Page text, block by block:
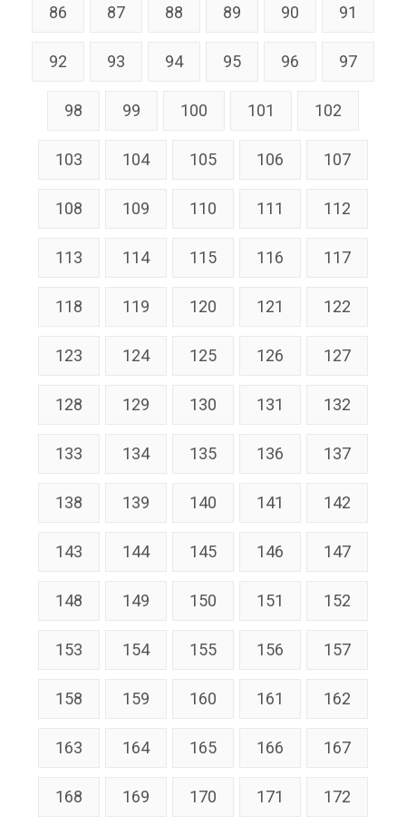
86 87 88 89 90 91
92 93 94 95 96 97
98 99 100 101 102
103 104 105 106 107
108 109 110 111 112
113 114 115 116 117
118 119 120 121 122
123 124 125 126 127
128 129 130 131 132
133 134 135 136 137
138 139 140 141 142
143 144 145 146 147
148 149 150 151 152
153 154 155 156 157
158 159 160 161 162
163 164 165 166 167
168 169 170 171 172